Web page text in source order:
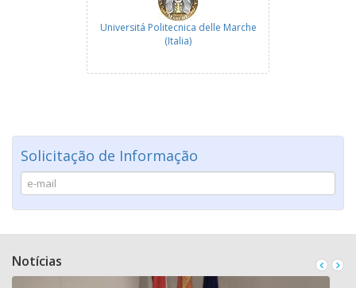
Universitá Politecnica delle Marche
(Italia)
Solicitação de Informação
Notícias